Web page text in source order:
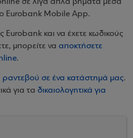
Eurobank Mobile App.
Eurobank και να έχετε κωδικούς
μπορείτε να αποκτήσετε
.
ραντεβού σε ένα κατάστημά μας.
για τα δικαιολογητικά για